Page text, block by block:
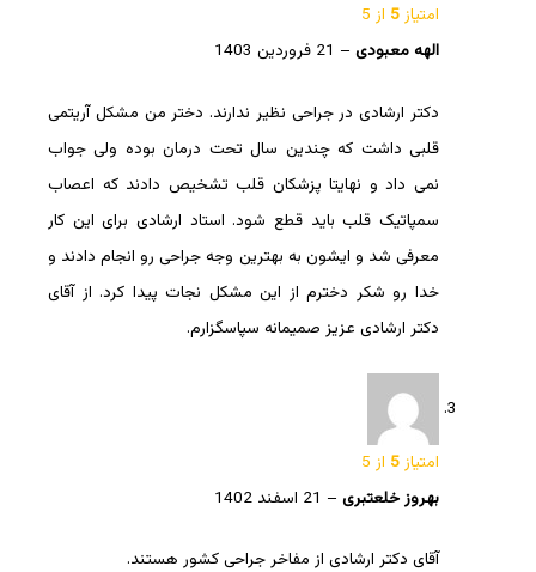
امتیاز5 از 5
الهه معبودی – 21 فروردین 1403
دکتر ارشادی در جراحی نظیر ندارند. دختر من مشکل آریتمی
قلبی داشت که چندین سال تحت درمان بوده ولی جواب
نمی داد و نهایتا پزشکان قلب تشخیص دادند که اعصاب
سمپاتیک قلب باید قطع شود. استاد ارشادی برای این کار
معرفی شد و ایشون به بهترین وجه جراحی رو انجام دادند و
خدا رو شکر دخترم از این مشکل نجات پیدا کرد. از آقای
دکتر ارشادی عزیز صمیمانه سپاسگزارم.
امتیاز5 از 5
بهروز خلعتبری – 21 اسفند 1402
آقای دکتر ارشادی از مفاخر جراحی کشور هستند.